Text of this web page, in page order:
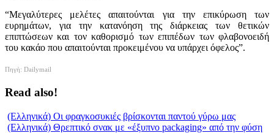
“Μεγαλύτερες μελέτες απαιτούνται για την επικύρωση των
ευρημάτων, για την κατανόηση της διάρκειας των θετικών
επιπτώσεων και τον καθορισμό των επιπέδων των φλαβονοειδή
του κακάο που απαιτούνται προκειμένου να υπάρχει όφελος”.
Πηγή: Dailymail
Read also!
(Ελληνικά) Οι φραγκοσυκιές βρίσκονται παντού γύρω μας
(Ελληνικά) Θρεπτικό σνακ με «έξυπνο packaging» από την φύση